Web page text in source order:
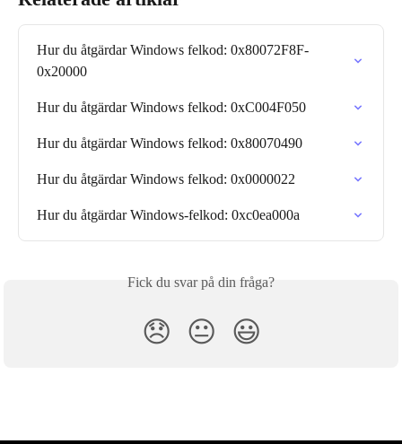
Hur du åtgärdar Windows felkod: 0x80072F8F-
0x20000
Hur du åtgärdar Windows felkod: 0xC004F050
Hur du åtgärdar Windows felkod: 0x80070490
Hur du åtgärdar Windows felkod: 0x0000022
Hur du åtgärdar Windows-felkod: 0xc0ea000a
Fick du svar på din fråga?
😞 😐 😃